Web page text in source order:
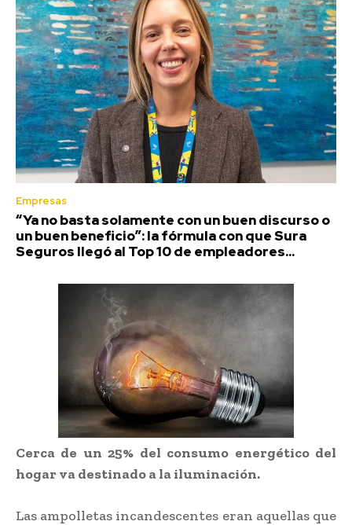
Empresas
“Ya no basta solamente con un buen discurso o
un buen beneficio”: la fórmula con que Sura
Seguros llegó al Top 10 de empleadores...
Cerca de un 25% del consumo energético del
hogar va destinado a la iluminación.
Las ampolletas incandescentes eran aquellas que